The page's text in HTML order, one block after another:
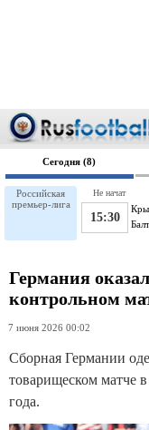
Сегодня (8)
Российская
премьер-лига
15:30
Не начат
Германия
контрольном
7 июня 2026 00:02
Сборная Германии
товарищеском матче
года.